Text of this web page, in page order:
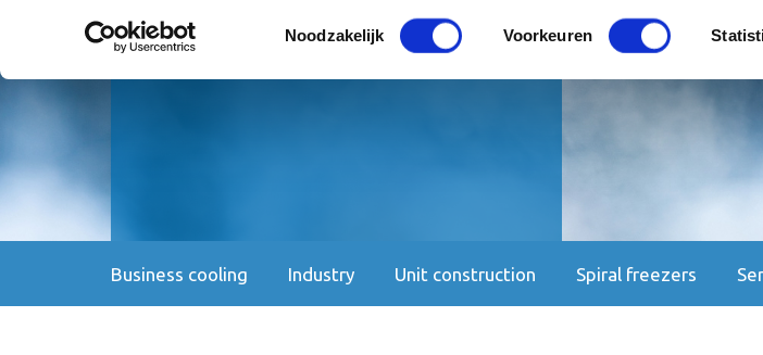
Toestemmingsselectie
Noodzakelijk Voorkeuren
Business cooling Industry Unit construction Spiral freezers